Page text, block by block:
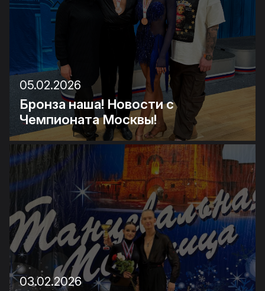
05.02.2026
Бронза наша! Новости с
Чемпионата Москвы!
03.02.2026